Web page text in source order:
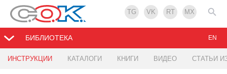
TG VK RT MX
БИБЛИОТЕКА
ИНСТРУКЦИИ КАТАЛОГИ КНИГИ ВИДЕО СТАТЬИ
EN